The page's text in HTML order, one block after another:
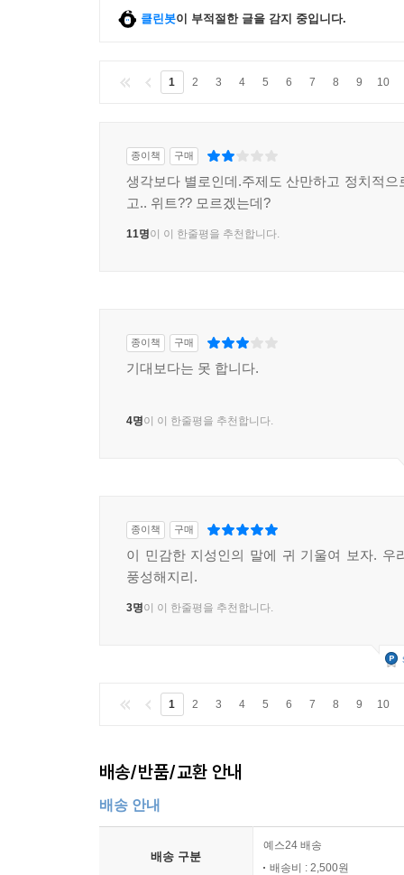
클린봇이 부적절한 글을 감지 중입니다.
1 2 3 4 5 6 7 8 9 10
종이책 구매
생각보다 별로인데.주제도 산만하고 정치적으
고.. 위트?? 모르겠는데?
11명이 이 한줄평을 추천합니다.
종이책 구매
기대보다는 못 합니다.
4명이 이 한줄평을 추천합니다.
종이책 구매
이 민감한 지성인의 말에 귀 기울여 보자. 우
풍성해지리.
3명이 이 한줄평을 추천합니다.
1 2 3 4 5 6 7 8 9 10
배송/반품/교환 안내
배송 안내
배송 구분
예스24 배송
배송비 : 2,500원